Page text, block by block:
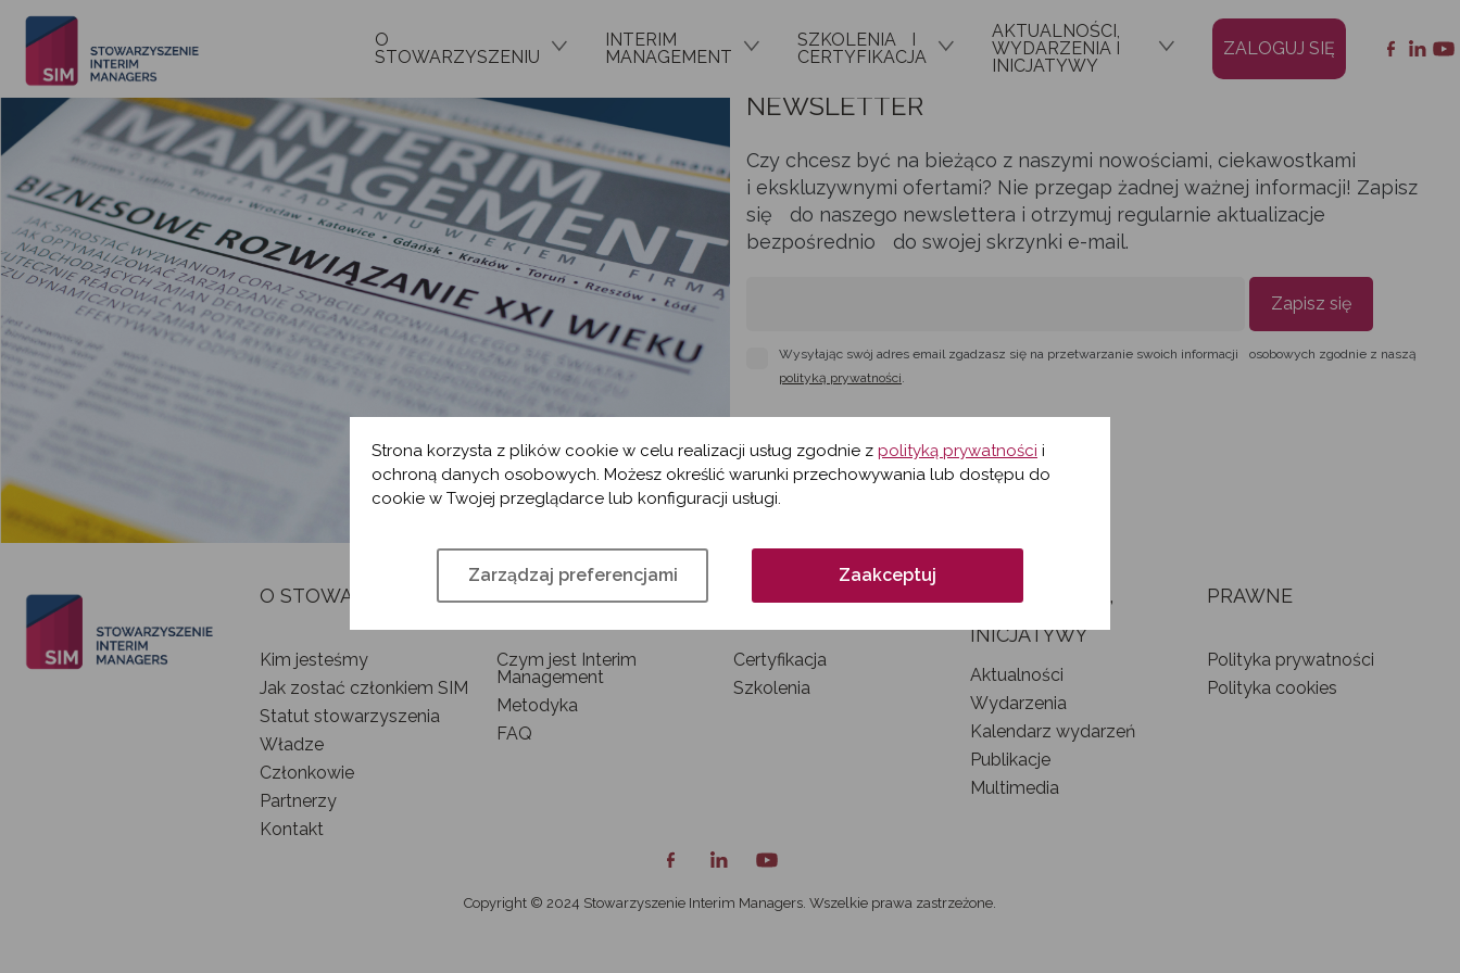
O
STOWARZYSZENIU
INTERIM
MANAGEMENT
SZKOLENIA I
CERTYFIKACJA
AKTUALNOŚCI,
WYDARZENIA I
INICJATYWY
ZALOGUJ SIĘ
NEWSLETTER
Czy chcesz być na bieżąco z naszymi nowościami, ciekawostkami
i ekskluzywnymi ofertami? Nie przegap żadnej ważnej informacji! Zapisz
się do naszego newslettera i otrzymuj regularnie aktualizacje
bezpośrednio do swojej skrzynki e-mail.
Zapisz się
Wysyłając swój adres email zgadzasz się na przetwarzanie swoich informacji osobowych zgodnie z naszą
polityką prywatności.
O STOWARZYSZENIU
Kim jesteśmy
Jak zostać członkiem SIM
Statut stowarzyszenia
Władze
Członkowie
Partnerzy
Kontakt
INTERIM MANAGEMENT
Czym jest Interim
Management
Metodyka
FAQ
SZKOLENIA I
Certyfikacja
Szkolenia
AKTUALNOŚCI,
INICJATYWY
Aktualności
Wydarzenia
Kalendarz wydarzeń
Publikacje
Multimedia
PRAWNE
Polityka prywatności
Polityka cookies
Copyright © 2024 Stowarzyszenie Interim Managers. Wszelkie prawa zastrzeżone.
Strona korzysta z plików cookie w celu realizacji usług zgodnie z polityką prywatności i
ochroną danych osobowych. Możesz określić warunki przechowywania lub dostępu do
cookie w Twojej przeglądarce lub konfiguracji usługi.
Zarządzaj preferencjami Zaakceptuj